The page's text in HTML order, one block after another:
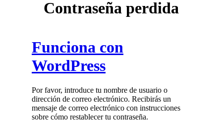
Contraseña perdida
Funciona con
WordPress
Por favor, introduce tu nombre de usuario o
dirección de correo electrónico. Recibirás un
mensaje de correo electrónico con instrucciones
sobre cómo restablecer tu contraseña.